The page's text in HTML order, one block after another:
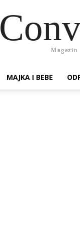
Magazin
MAJKA I BEBE